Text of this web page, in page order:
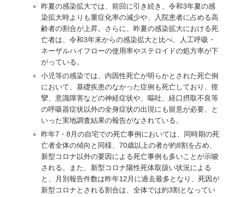
昨夏の感染拡大では、前回に引き続き、令和3年夏の感
染拡大時よりも重症化率の減少や、入院患者に占める高
齢者の割合が上昇。さらに、昨夏の感染拡大における死
亡者は、令和3年末からの感染拡大と比べ、人工呼吸・
ネーザルハイフローの使用率やステロイドの処方率が下
がっている。
小児等の感染では、内因性死亡が明らかとされた死亡例
において、基礎疾患のなかった症例も死亡しており、痙
攣、意識障害などの神経症状や、嘔吐、経口摂取不良等
の呼吸器症状以外の全身症状の出現にも留意が必要、と
いった実地調査結果の報告がなされている。
昨年7・8月の自宅での死亡事例においては、同時期の死
亡者全体の傾向と同様、70歳以上の者が約8割を占め、
新型コロナ以外の要因による死亡事例も多いことが示唆
される。また、新型コロナ陽性死体取扱い状況による
と、月別報告件数は昨年12月に過去最多となり、死因が
新型コロナとされる割合は、全体では約3割となってい